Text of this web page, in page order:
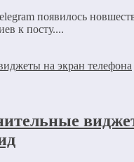
появилось
к посту....